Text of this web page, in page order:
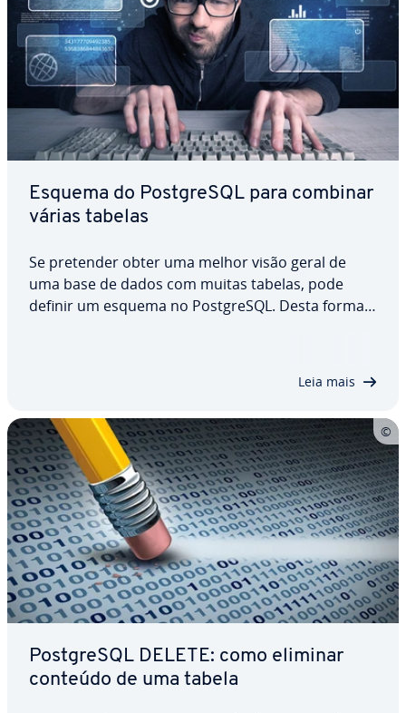
Esquema do Post­greSQL para combinar
várias tabelas
Se pretender obter uma melhor visão geral de
uma base de dados com muitas tabelas, pode
definir um esquema no Post­greSQL. Desta forma,
Leia mais
Post­greSQL DELETE: como eliminar
conteúdo de uma tabela